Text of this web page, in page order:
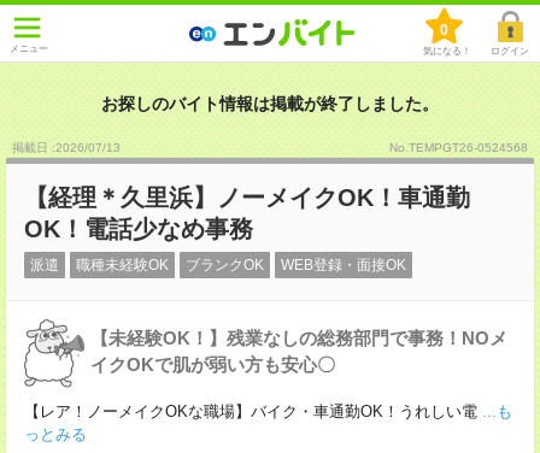
メニュー
0
気になる！ ログイン
お探しのバイト情報は掲載が終了しました。
掲載日 :2026/07/13 No.TEMPGT26-0524568
【経理＊久里浜】ノーメイクOK！車通勤
OK！電話少なめ事務
派遣 職種未経験OK ブランクOK WEB登録・面接OK
【未経験OK！】残業なしの総務部門で事務！NOメ
イクOKで肌が弱い方も安心〇
【レア！ノーメイクOKな職場】バイク・車通勤OK！うれしい電 ...も
っとみる